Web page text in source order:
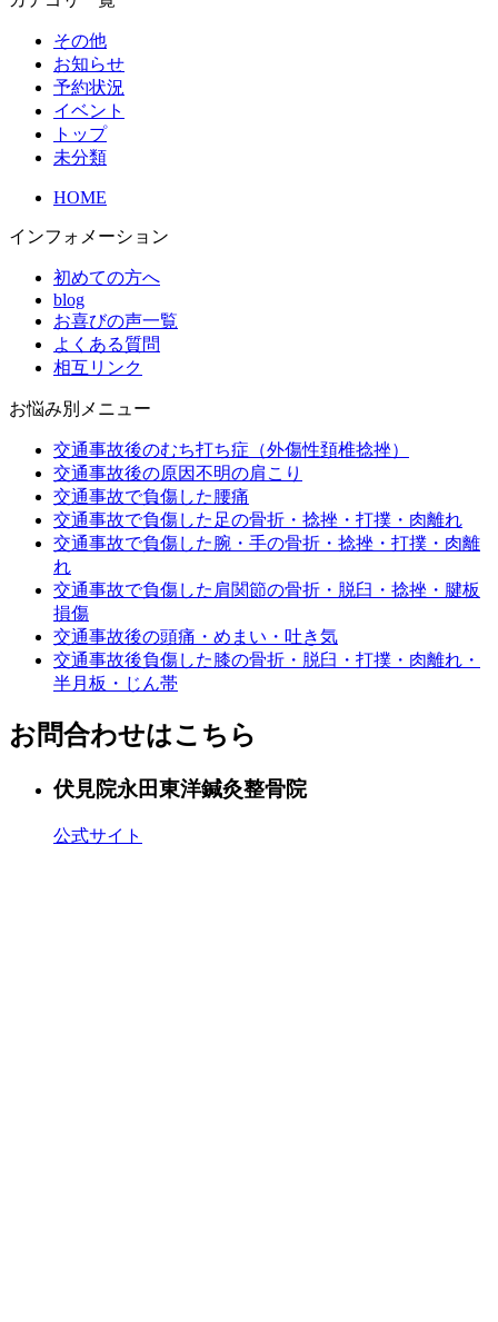
その他
お知らせ
予約状況
イベント
トップ
未分類
HOME
インフォメーション
初めての方へ
blog
お喜びの声一覧
よくある質問
相互リンク
お悩み別メニュー
交通事故後のむち打ち症（外傷性頚椎捻挫）
交通事故後の原因不明の肩こり
交通事故で負傷した腰痛
交通事故で負傷した足の骨折・捻挫・打撲・肉離れ
交通事故で負傷した腕・手の骨折・捻挫・打撲・肉離
れ
交通事故で負傷した肩関節の骨折・脱臼・捻挫・腱板
損傷
交通事故後の頭痛・めまい・吐き気
交通事故後負傷した膝の骨折・脱臼・打撲・肉離れ・
半月板・じん帯
お問合わせはこちら
伏見院永田東洋鍼灸整骨院
公式サイト